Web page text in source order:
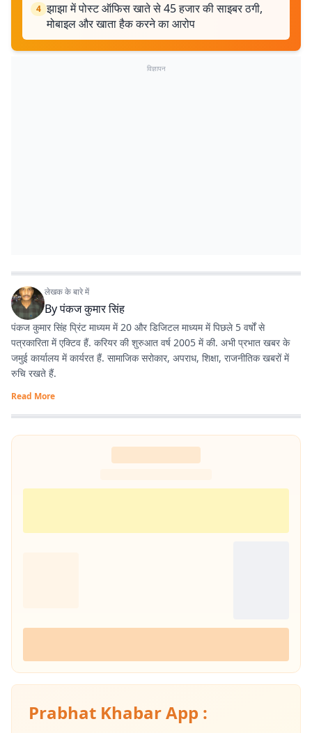
4 झाझा में पोस्ट ऑफिस खाते से 45 हजार की साइबर ठगी,
मोबाइल और खाता हैक करने का आरोप
विज्ञापन
लेखक के बारे में
Byपंकज कुमार सिंह
पंकज कुमार सिंह प्रिंट माध्यम में 20 और डिजिटल माध्यम में पिछले 5 वर्षों से
पत्रकारिता में एक्टिव हैं. करियर की शुरुआत वर्ष 2005 में की. अभी प्रभात खबर के
जमुई कार्यालय में कार्यरत हैं. सामाजिक सरोकार, अपराध, शिक्षा, राजनीतिक खबरों में
रुचि रखते हैं.
Read More
Prabhat Khabar App :